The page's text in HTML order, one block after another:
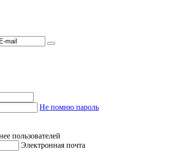
Не помню пароль
пользователей
Электронная почта